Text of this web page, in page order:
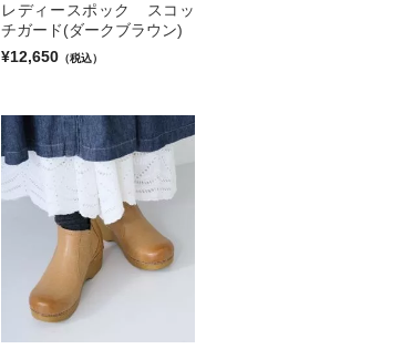
レディースポック スコッ
チガード(ダークブラウン)
¥12,650 （税込）